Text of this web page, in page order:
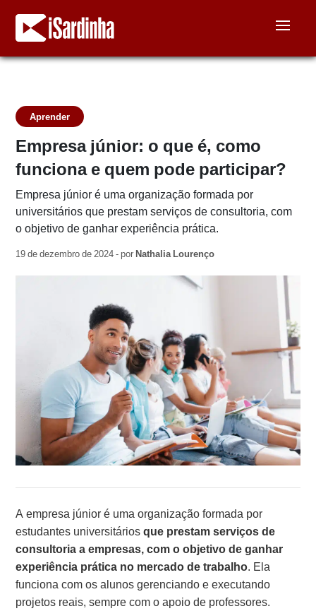
Aprender
Empresa júnior: o que é, como
funciona e quem pode participar?
Empresa júnior é uma organização formada por
universitários que prestam serviços de consultoria, com
o objetivo de ganhar experiência prática.
19 de dezembro de 2024 - por Nathalia Lourenço
A empresa júnior é uma organização formada por
estudantes universitáriosque prestam serviços de
consultoria a empresas, com o objetivo de ganhar
experiência prática no mercado de trabalho. Ela
funciona com os alunos gerenciando e executando
projetos reais, sempre com o apoio de professores.